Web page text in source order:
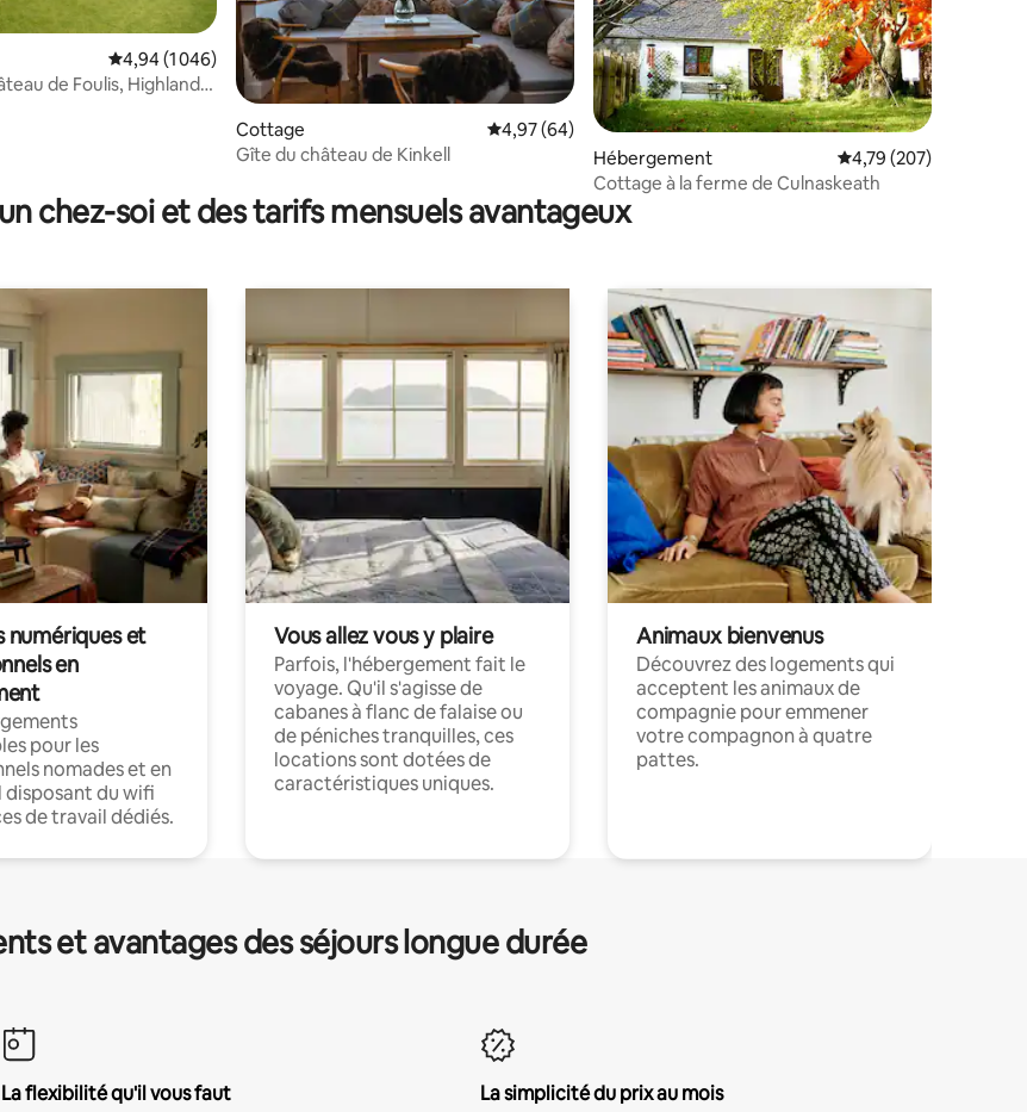
de 91 commentaires : 4,9 sur 5
Évaluation moyenne sur la base de 1 046 commentaires : 4,94 sur 5
4,94 (1 046)
de Foulis, Highlands
Cottage Évaluation moyenne sur la base de 64 commentaires : 4,97 sur 5
4,97 (64)
Gîte du château de Kinkell
Hébergement Évaluation moyenne
4,79 (207)
Cottage à la ferme de Culnaskeath
chez-soi et des tarifs mensuels avantageux
numériques et
en
pour les
nomades et en
du wifi
de travail dédiés.
Vous allez vous y plaire
Parfois, l'hébergement fait le
voyage. Qu'il s'agisse de
cabanes à flanc de falaise ou
de péniches tranquilles, ces
locations sont dotées de
caractéristiques uniques.
Animaux bienvenus
Découvrez des logements qui
acceptent les animaux de
compagnie pour emmener
votre compagnon à quatre
pattes.
et avantages des séjours longue durée
La flexibilité qu'il vous faut
La simplicité du prix au mois